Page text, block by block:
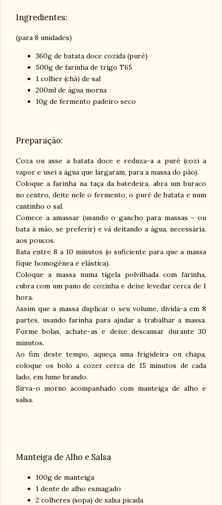
Ingredientes:
(para 8 unidades)
360g de batata doce cozida (puré)
500g de farinha de trigo T65
1 colher (chá) de sal
200ml de água morna
10g de fermento padeiro seco
Preparação:
Coza ou asse a batata doce e reduza-a a puré (cozi a
vapor e usei a água que largaram, para a massa do pão).
Coloque a farinha na taça da batedeira, abra um buraco
no centro, deite nele o fermento, o puré de batata e num
cantinho o sal.
Comece a amassar (usando o gancho para massas - ou
bata à mão, se preferir) e vá deitando a água, necessária,
aos poucos.
Bata entre 8 a 10 minutos (o suficiente para que a massa
fique homogénea e elástica).
Coloque a massa numa tigela polvilhada com farinha,
cubra com um pano de cozinha e deixe levedar cerca de 1
hora.
Assim que a massa duplicar o seu volume, divida-a em 8
partes, usando farinha para ajudar a trabalhar a massa.
Forme bolas, achate-as e deixe descansar durante 30
minutos.
Ao fim deste tempo, aqueça uma frigideira ou chapa,
coloque os bolo a cozer cerca de 15 minutos de cada
lado, em lume brando.
Sirva-o morno acompanhado com manteiga de alho e
salsa.
Manteiga de Alho e Salsa
100g de manteiga
1 dente de alho esmagado
2 colheres (sopa) de salsa picada